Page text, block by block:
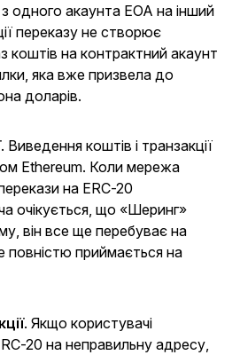
одного акаунта EOA на інший
переказу не створює
коштів на контрактний акаунт
яка вже призвела до
доларів.
. Виведення коштів і транзакції
Ethereum. Коли мережа
на ERC-20
очікується, що «Шеринг»
він все ще перебуває на
повністю приймається на
. Якщо користувачі
20 на неправильну адресу,